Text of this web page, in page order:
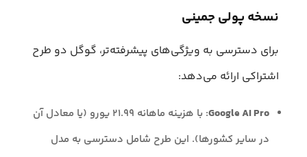
نسخه پولی جمینی
برای دسترسی به ویژگی‌های پیشرفته‌تر، گوگل دو طرح
اشتراکی ارائه می‌دهد:
Google AI Pro
: با هزینه ماهانه ۲۱.۹۹ یورو (یا معادل آن
در سایر کشورها). این طرح شامل دسترسی به مدل